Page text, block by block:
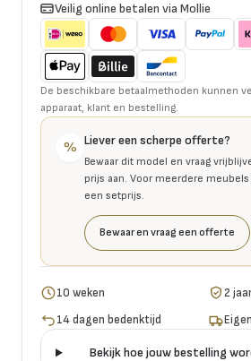
Veilig online betalen via Mollie
De beschikbare betaalmethoden kunnen
apparaat, klant en bestelling.
% Liever een scherpe offerte?
Bewaar dit model en vraag
prijs aan. Voor meerdere meubels
een setprijs.
Bewaar en vraag een offerte
10 weken
2
14 dagen bedenktijd
Bekijk hoe jouw bestelling